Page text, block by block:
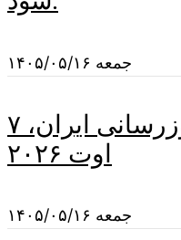
جمعه ۱۴۰۵/۰۵/۱۶
گزارش ویژه به‌روزرسانی ایران، ۷
اوت ۲۰۲۶
جمعه ۱۴۰۵/۰۵/۱۶